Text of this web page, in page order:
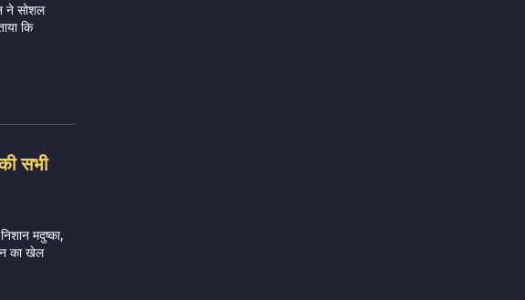
ने सोशल
कि
सभी
मदुष्का,
का खेल